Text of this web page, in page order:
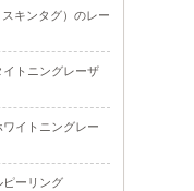
キンタグ）のレー
イトニングレーザ
ワイトニングレー
ピーリング